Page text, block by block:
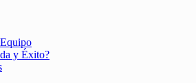
y Éxito?